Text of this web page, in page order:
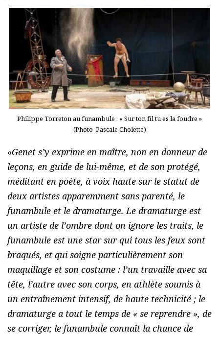
Philippe Torreton au funambule : « Sur ton fil tu es la foudre »
(Photo Pascale Cholette)
«Genet s’y exprime en maître, non en donneur de
leçons, en guide de lui-même, et de son protégé,
méditant en poète, à voix haute sur le statut de
deux artistes apparemment sans parenté, le
funambule et le dramaturge. Le dramaturge est
un artiste de l’ombre dont on ignore les traits, le
funambule est une star sur qui tous les feux sont
braqués, et qui soigne particulièrement son
maquillage et son costume : l’un travaille avec sa
tête, l’autre avec son corps, en athlète soumis à
un entraînement intensif, de haute technicité ; le
dramaturge a tout le temps de « se reprendre », de
se corriger, le funambule connaît la chance de